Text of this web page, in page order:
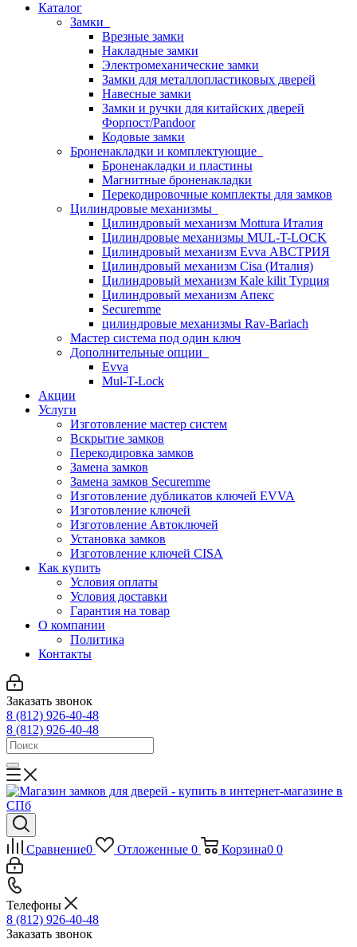
Каталог
Замки
Врезные замки
Накладные замки
Электромеханические замки
Замки для металлопластиковых дверей
Навесные замки
Замки и ручки для китайских дверей
Форпост/Раndoor
Кодовые замки
Броненакладки и комплектующие
Броненакладки и пластины
Магнитные броненакладки
Перекодировочные комплекты для замков
Цилиндровые механизмы
Цилиндровый механизм Mottura Италия
Цилиндровые механизмы MUL-T-LOCK
Цилиндровый механизм Evva АВСТРИЯ
Цилиндровый механизм Cisa (Италия)
Цилиндровый механизм Kale kilit Турция
Цилиндровый механизм Апекс
Securemme
цилиндровые механизмы Rav-Bariach
Мастер система под один ключ
Дополнительные опции
Evva
Mul-T-Lock
Акции
Услуги
Изготовление мастер систем
Вскрытие замков
Перекодировка замков
Замена замков
Замена замков Securemme
Изготовление дубликатов ключей EVVA
Изготовление ключей
Изготовление Автоключей
Установка замков
Изготовление ключей CISA
Как купить
Условия оплаты
Условия доставки
Гарантия на товар
О компании
Политика
Контакты
Заказать звонок
8 (812) 926-40-48
8 (812) 926-40-48
Сравнение0 Отложенные 0 Корзина0 0
Телефоны
8 (812) 926-40-48
Заказать звонок